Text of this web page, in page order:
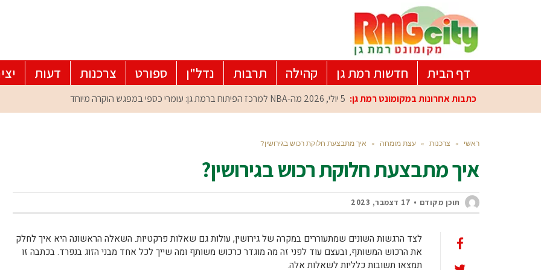
דף הבית חדשות רמת גן קהילה תרבות נדל"ן ספורט צרכנות דעות
כתבות אחרונות במקומונט רמת גן: 26 יוני, 2026
ראשי » צרכנות » עצת מומחה » איך מתבצעת חלוקת רכוש בגירושין?
איך מתבצעת חלוקת רכוש בגירושין?
תוכן מקודם 17 דצמבר, 2023
לצד הרגשות השונים שמתעוררים במקרה של גירושין, עולות גם שאלות פרקטיות. השאלה הראשונה היא איך לחלק
את הרכוש המשותף, ובעצם עוד לפני זה מה מוגדר כרכוש משותף ומה שייך לכל אחד מבני הזוג בנפרד. בכתבה זו
תמצאו תשובות כלליות לשאלות אלה.